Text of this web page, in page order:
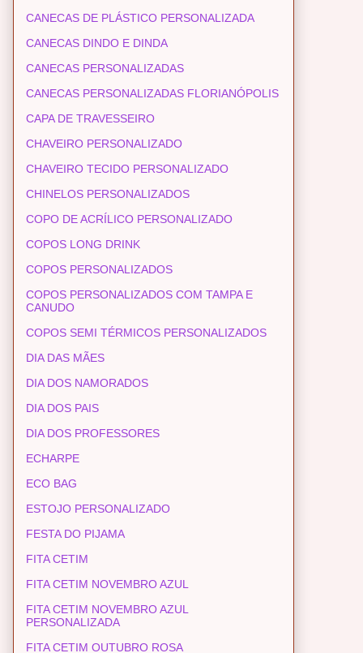
CANECAS DE PLÁSTICO PERSONALIZADA
CANECAS DINDO E DINDA
CANECAS PERSONALIZADAS
CANECAS PERSONALIZADAS FLORIANÓPOLIS
CAPA DE TRAVESSEIRO
CHAVEIRO PERSONALIZADO
CHAVEIRO TECIDO PERSONALIZADO
CHINELOS PERSONALIZADOS
COPO DE ACRÍLICO PERSONALIZADO
COPOS LONG DRINK
COPOS PERSONALIZADOS
COPOS PERSONALIZADOS COM TAMPA E
CANUDO
COPOS SEMI TÉRMICOS PERSONALIZADOS
DIA DAS MÃES
DIA DOS NAMORADOS
DIA DOS PAIS
DIA DOS PROFESSORES
ECHARPE
ECO BAG
ESTOJO PERSONALIZADO
FESTA DO PIJAMA
FITA CETIM
FITA CETIM NOVEMBRO AZUL
FITA CETIM NOVEMBRO AZUL
PERSONALIZADA
FITA CETIM OUTUBRO ROSA